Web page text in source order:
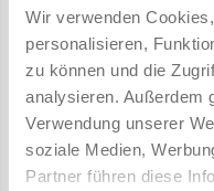
Wir verwenden
personalisieren,
zu können und die
analysieren. Außerdem
Verwendung unserer
soziale Medien,
Partner führen diese
Achtung: Nicht für
Erstickungsgefahr.
werden. Wir empfehlen,
aufzubewahren. Modell
Abbildung abweichen.